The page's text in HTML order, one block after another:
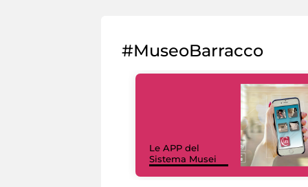
#MuseoBarracco
Le APP del
Sistema Musei